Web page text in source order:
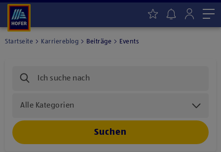
Startseite Karriereblog Beiträge Events
Alle Kategorien
Suchen